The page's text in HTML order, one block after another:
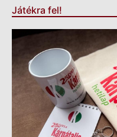
Játékra fel!